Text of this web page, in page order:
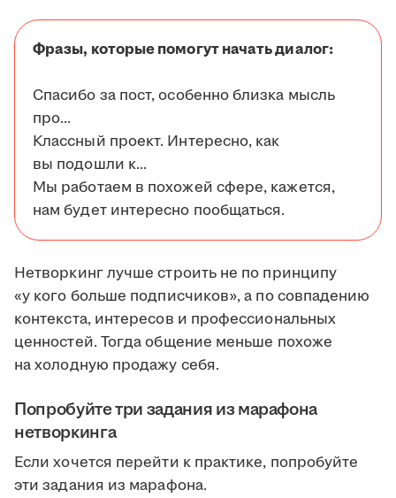
Фразы, которые помогут начать диалог:
Спасибо за пост, особенно близка мысль
про...
Классный проект. Интересно, как
вы подошли к...
Мы работаем в похожей сфере, кажется,
нам будет интересно пообщаться.
Нетворкинг лучше строить не по принципу
«у кого больше подписчиков», а по совпадению
контекста, интересов и профессиональных
ценностей. Тогда общение меньше похоже
на холодную продажу себя.
Попробуйте три задания из марафона
нетворкинга
Если хочется перейти к практике, попробуйте
эти задания из марафона.